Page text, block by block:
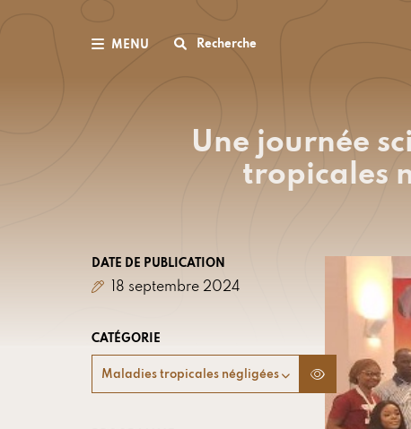
MENU Recherche
Une journée
tropicales
DATE DE PUBLICATION
18 septembre 2024
CATÉGORIE
Maladies tropicales négligées